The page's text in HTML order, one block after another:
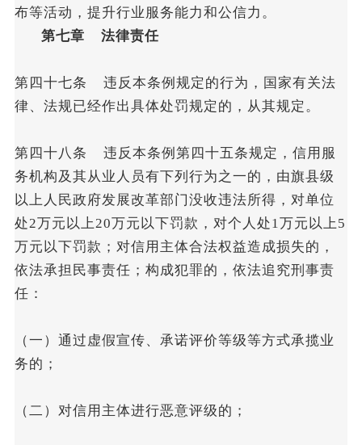
布等活动，提升行业服务能力和公信力。
第七章 法律责任
第四十七条 违反本条例规定的行为，国家有关法
律、法规已经作出具体处罚规定的，从其规定。
第四十八条 违反本条例第四十五条规定，信用服
务机构及其从业人员有下列行为之一的，由旗县级
以上人民政府发展改革部门没收违法所得，对单位
处2万元以上20万元以下罚款，对个人处1万元以上5
万元以下罚款；对信用主体合法权益造成损失的，
依法承担民事责任；构成犯罪的，依法追究刑事责
任：
（一）通过虚假宣传、承诺评价等级等方式承揽业
务的；
（二）对信用主体进行恶意评级的；